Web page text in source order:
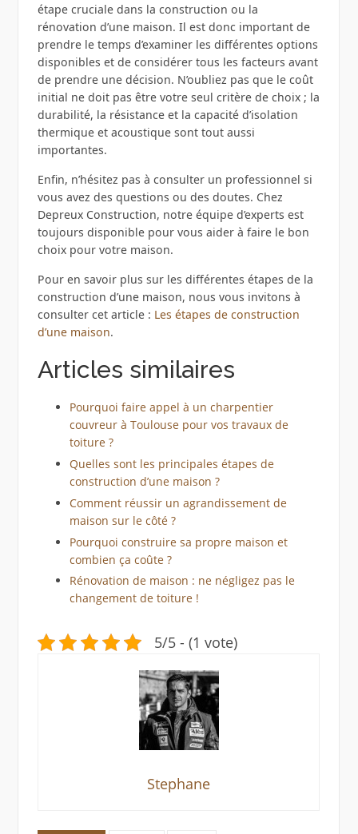
étape cruciale dans la construction ou la
rénovation d’une maison. Il est donc important de
prendre le temps d’examiner les différentes options
disponibles et de considérer tous les facteurs avant
de prendre une décision. N’oubliez pas que le coût
initial ne doit pas être votre seul critère de choix ; la
durabilité, la résistance et la capacité d’isolation
thermique et acoustique sont tout aussi
importantes.
Enfin, n’hésitez pas à consulter un professionnel si
vous avez des questions ou des doutes. Chez
Depreux Construction, notre équipe d’experts est
toujours disponible pour vous aider à faire le bon
choix pour votre maison.
Pour en savoir plus sur les différentes étapes de la
construction d’une maison, nous vous invitons à
consulter cet article : Les étapes de construction
d’une maison.
Articles similaires
Pourquoi faire appel à un charpentier
couvreur à Toulouse pour vos travaux de
toiture ?
Quelles sont les principales étapes de
construction d’une maison ?
Comment réussir un agrandissement de
maison sur le côté ?
Pourquoi construire sa propre maison et
combien ça coûte ?
Rénovation de maison : ne négligez pas le
changement de toiture !
5/5 - (1 vote)
Stephane